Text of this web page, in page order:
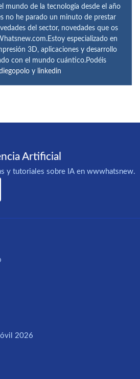
mundo de la tecnología desde el año
no he parado un minuto de prestar
del sector, novedades que os
especializado en
3D, aplicaciones y desarrollo
con el mundo cuántico.Podéis
y linkedin
Artificial
y tutoriales sobre IA en wwwhatsnew.
2026